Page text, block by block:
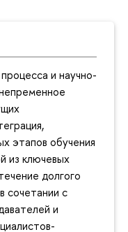
и научно-
этапов обучения
из ключевых
долгого
сочетании с
и